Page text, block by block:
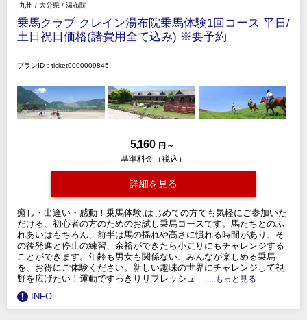
九州 / 大分県 / 湯布院
乗馬クラブ クレイン湯布院乗馬体験1回コース 平日/
土日祝日価格(諸費用全て込み) ※要予約
プランID：ticket0000009845
5,160 円 ～
基準料金（税込）
詳細を見る
癒し・出逢い・感動！乗馬体験,はじめての方でも気軽にご参加いた
だける、初心者の方のためのお試し乗馬コースです。馬たちとのふ
れあいはもちろん、前半は馬の揺れや高さに慣れる時間があり、そ
の後発進と停止の練習、余裕ができたら小走りにもチャレンジする
ことができます。年齢も男女も関係ない、みんなが楽しめる乗馬
を、お得にご体験ください。新しい趣味の世界にチャレンジして視
野を広げたい！運動ですっきりリフレッシュ
.....もっと見る
INFO